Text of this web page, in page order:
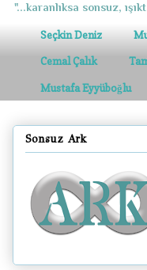
"...karanlıksa sonsuz,
Seçkin Deniz
Cemal Çalık
Mustafa Eyyüboğlu
Sonsuz Ark